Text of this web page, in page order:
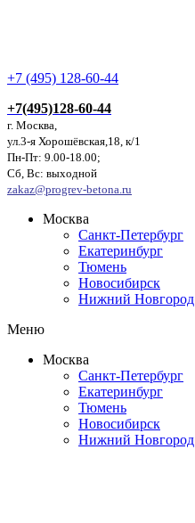
+7 (495) 128-60-44
+7(495)128-60-44
г. Москва,
ул.3-я Хорошёвская,18, к/1
Пн-Пт: 9.00-18.00;
Сб, Вс: выходной
zakaz@progrev-betona.ru
Москва
Санкт-Петербург
Екатеринбург
Тюмень
Новосибирск
Нижний Новгород
Меню
Москва
Санкт-Петербург
Екатеринбург
Тюмень
Новосибирск
Нижний Новгород